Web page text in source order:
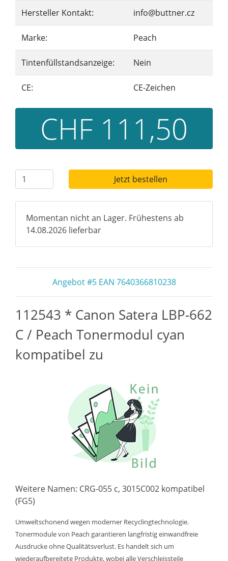
Hersteller Kontakt: info@buttner.cz
Marke: Peach
Tintenfüllstandsanzeige: Nein
CE: CE-Zeichen
CHF 111,50
Jetzt bestellen
Momentan nicht an Lager. Frühestens ab
14.08.2026 lieferbar
Angebot #5 EAN 7640366810238
112543 * Canon Satera LBP-662
C / Peach Tonermodul cyan
kompatibel zu
Weitere Namen: CRG-055 c, 3015C002 kompatibel
(FG5)
Umweltschonend wegen moderner Recyclingtechnologie.
Tonermodule von Peach garantieren langfristig einwandfreie
Ausdrucke ohne Qualitätsverlust. Es handelt sich um
wiederaufbereitete Produkte, wobei alle Verschleissteile